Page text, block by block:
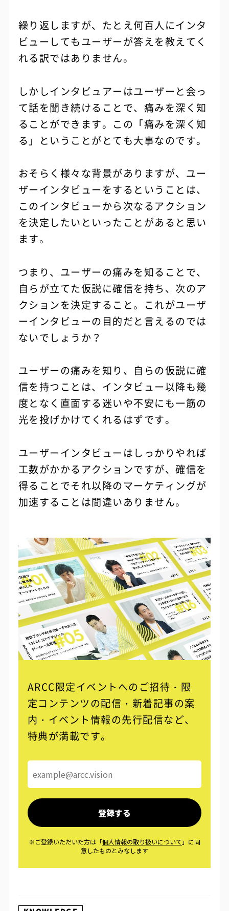
繰り返しますが、たとえ何百人にインタ
ビューしてもユーザーが答えを教えてく
れる訳ではありません。
しかしインタビュアーはユーザーと会っ
て話を聞き続けることで、痛みを深く知
ることができます。この「痛みを深く知
る」ということがとても大事なのです。
おそらく様々な背景がありますが、ユー
ザーインタビューをするということは、
このインタビューから次なるアクション
を決定したいといったことがあると思い
ます。
つまり、ユーザーの痛みを知ることで、
自らが立てた仮説に確信を持ち、次のア
クションを決定すること。これがユーザ
ーインタビューの目的だと言えるのでは
ないでしょうか？
ユーザーの痛みを知り、自らの仮説に確
信を持つことは、インタビュー以降も幾
度となく直面する迷いや不安にも一筋の
光を投げかけてくれるはずです。
ユーザーインタビューはしっかりやれば
工数がかかるアクションですが、確信を
得ることでそれ以降のマーケティングが
加速することは間違いありません。
ARCC限定イベントへのご招待・限
定コンテンツの配信・ 新着記事の案
内・イベント情報の先行配信など、
特典が満載です。